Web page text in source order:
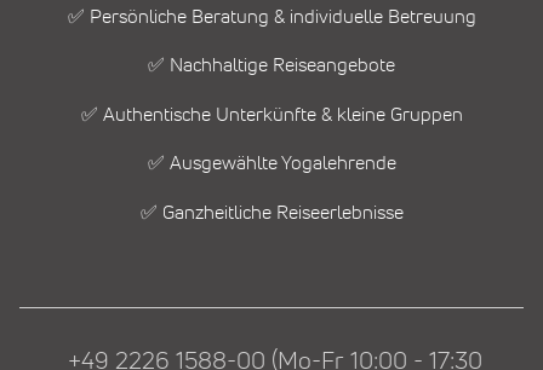
✅ Persönliche Beratung & individuelle Betreuung
✅ Nachhaltige Reiseangebote
✅ Authentische Unterkünfte & kleine Gruppen
✅ Ausgewählte Yogalehrende
✅ Ganzheitliche Reiseerlebnisse
+49 2226 1588-00 (Mo-Fr 10:00 - 17:30